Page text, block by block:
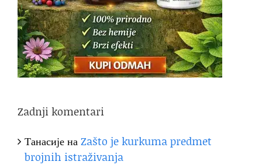
Zadnji komentari
ТанасијенаZašto je kurkuma predmet
brojnih istraživanja